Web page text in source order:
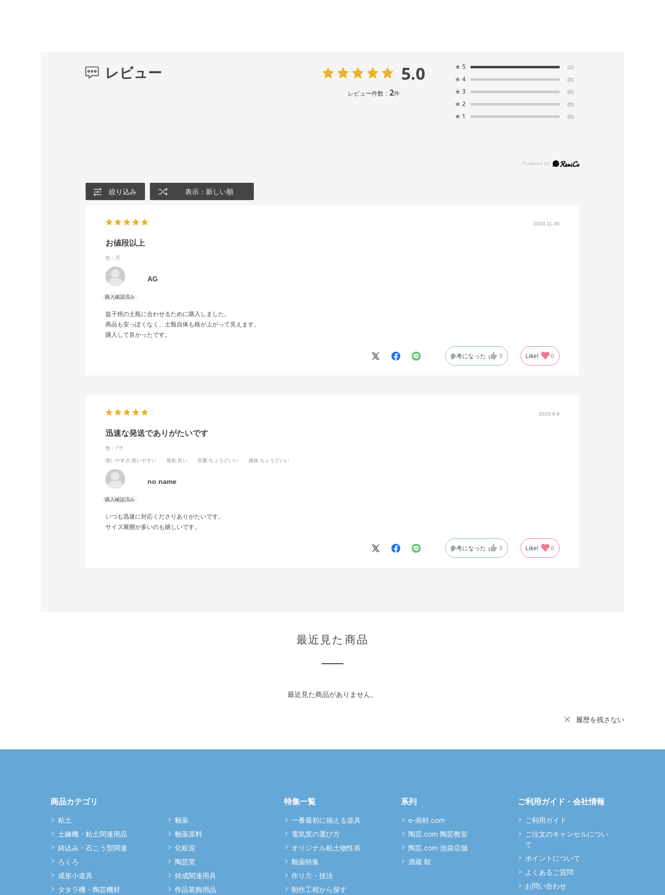
レビュー 5.0
レビュー件数： 2件
★ 5 (2)
★ 4 (0)
★ 3 (0)
★ 2 (0)
★ 1 (0)
絞り込み 表示：新しい順
2023.11.30
お値段以上
色：尺
AG
益子焼の土瓶に合わせるために購入しました。
商品も安っぽくなく、土瓶自体も格が上がって見えます。
購入して良かったです。
参考になった 0 Like! 0
2023.8.8
迅速な発送でありがたいです
色：7寸
使いやすさ :使いやすい 発色:良い 容量:ちょうどいい 価格:ちょうどいい
no name
いつも迅速に対応くださりありがたいです。
サイズ展開が多いのも嬉しいです。
参考になった 0 Like! 0
最近見た商品
最近見た商品がありません。
履歴を残さない
商品カテゴリ
粘土
土練機・粘土関連用品
鋳込み・石こう型関連
ろくろ
成形小道具
タタラ機・陶芸機材
釉薬
釉薬原料
化粧泥
陶芸窯
焼成関連用具
作品装飾用品
特集一覧
一番最初に揃える道具
電気窯の選び方
オリジナル粘土物性表
釉薬特集
作り方・技法
制作工程から探す
系列
e-画材.com
陶芸.com 陶芸教室
陶芸.com 池袋店舗
酒蔵 鞍
ご利用ガイド・会社情報
ご利用ガイド
ご注文のキャンセルについ
て
ポイントについて
よくあるご質問
お問い合わせ